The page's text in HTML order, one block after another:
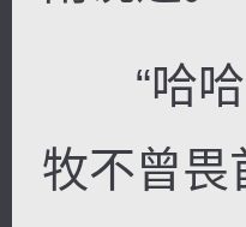
“哈哈
牧不曾畏